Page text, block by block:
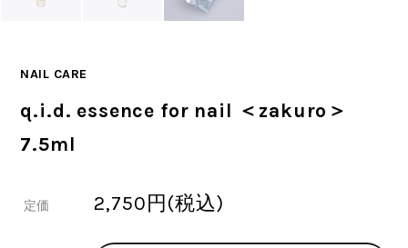
NAIL CARE
q.i.d. essence for nail ＜zakuro＞
7.5ml
定価 2,750円(税込)